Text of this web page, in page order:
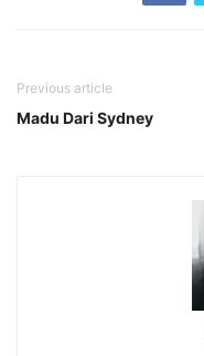
Previous article
Madu Dari Sydney